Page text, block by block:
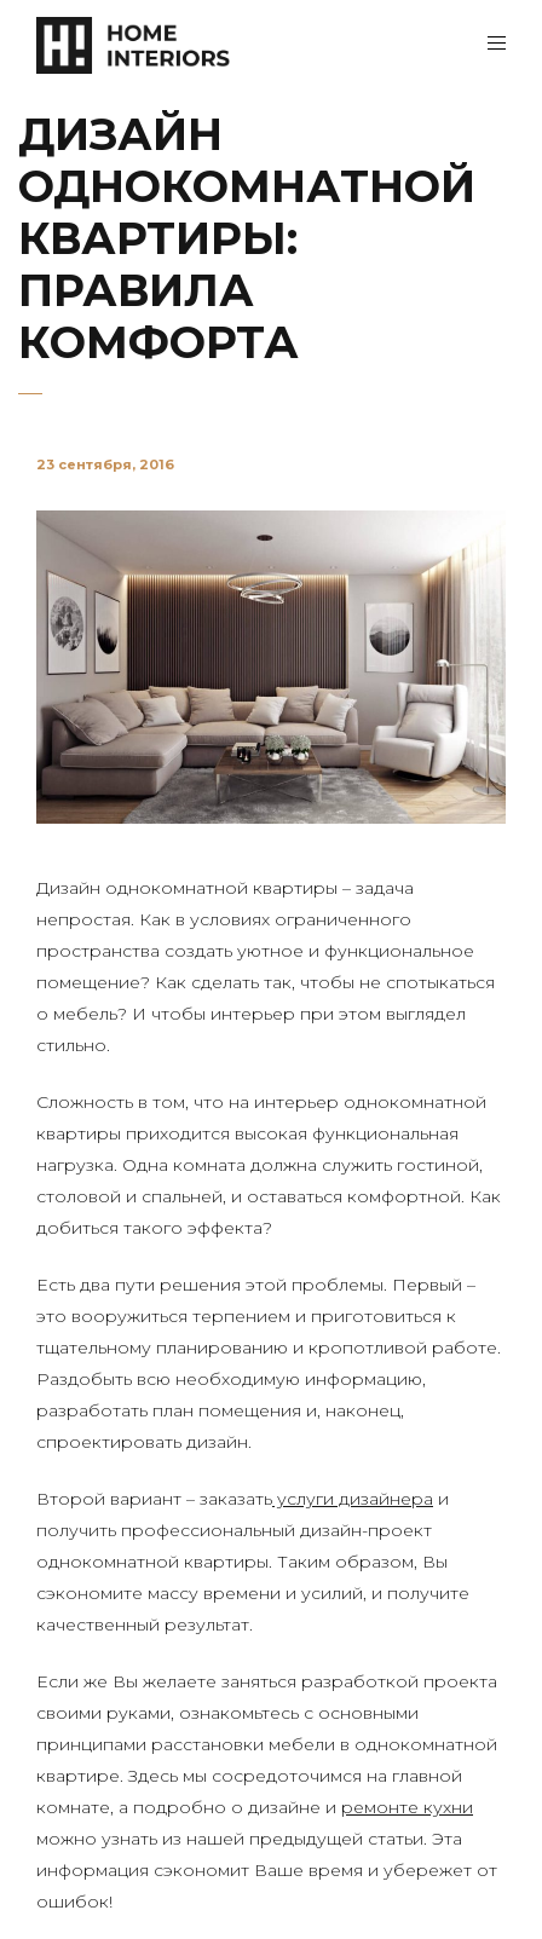
ДИЗАЙН
ОДНОКОМНАТНОЙ
КВАРТИРЫ:
ПРАВИЛА
КОМФОРТА
23 сентября, 2016
Дизайн однокомнатной квартиры – задача
непростая. Как в условиях ограниченного
пространства создать уютное и функциональное
помещение? Как сделать так, чтобы не спотыкаться
о мебель? И чтобы интерьер при этом выглядел
стильно.
Сложность в том, что на интерьер однокомнатной
квартиры приходится высокая функциональная
нагрузка. Одна комната должна служить гостиной,
столовой и спальней, и оставаться комфортной. Как
добиться такого эффекта?
Есть два пути решения этой проблемы. Первый –
это вооружиться терпением и приготовиться к
тщательному планированию и кропотливой работе.
Раздобыть всю необходимую информацию,
разработать план помещения и, наконец,
спроектировать дизайн.
Второй вариант – заказать услуги дизайнера и
получить профессиональный дизайн-проект
однокомнатной квартиры. Таким образом, Вы
сэкономите массу времени и усилий, и получите
качественный результат.
Если же Вы желаете заняться разработкой проекта
своими руками, ознакомьтесь с основными
принципами расстановки мебели в однокомнатной
квартире. Здесь мы сосредоточимся на главной
комнате, а подробно о дизайне и ремонте кухни
можно узнать из нашей предыдущей статьи. Эта
информация сэкономит Ваше время и убережет от
ошибок!